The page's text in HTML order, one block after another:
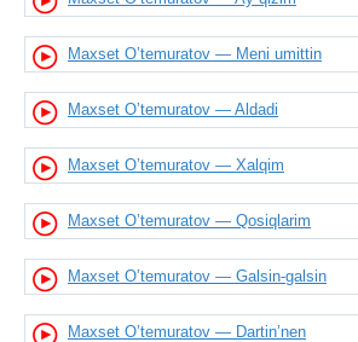
Maxset O’temuratov — Meni umittin
Maxset O’temuratov — Aldadi
Maxset O’temuratov — Xalqim
Maxset O’temuratov — Qosiqlarim
Maxset O’temuratov — Galsin-galsin
Maxset O’temuratov — Dartin’nen